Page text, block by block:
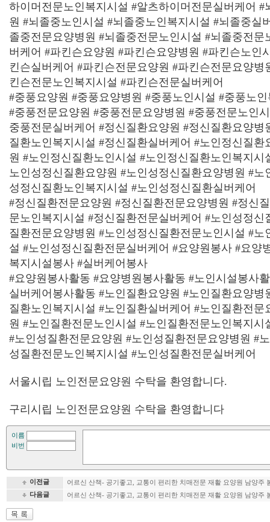
하이머전문노인복지시설 #알츠하이머전문실버케어 #
원 #뇌졸중노인시설 #뇌졸중노인복지시설 #뇌졸중실
졸중전문요양병원 #뇌졸중전문노인시설 #뇌졸중전문
버케어 #파킨슨요양원 #파킨슨요양병원 #파킨슨노인
킨슨실버케어 #파킨슨전문요양원 #파킨슨전문요양병
킨슨전문노인복지시설 #파킨슨전문실버케어
#중풍요양원 #중풍요양병원 #중풍노인시설 #중풍노
#중풍전문요양원 #중풍전문요양병원 #중풍전문노인
중풍전문실버케어 #정신질환요양원 #정신질환요양병
질환노인복지시설 #정신질환실버케어 #노인정신질환
원 #노인정신질환노인시설 #노인정신질환노인복지시
노인성정신질환요양원 #노인성정신질환요양병원 #노
성정신질환노인복지시설 #노인성정신질환실버케어
#정신질환전문요양원 #정신질환전문요양병원 #정신
문노인복지시설 #정신질환전문실버케어 #노인성정신
질환전문요양병원 #노인성정신질환전문노인시설 #노
설 #노인성정신질환전문실버케어 #요양원봉사 #요양
복지시설봉사 #실버케어봉사
#요양원봉사활동 #요양병원봉사활동 #노인시설봉사
실버케어봉사활동 #노인질환요양원 #노인질환요양병
질환노인복지시설 #노인질환실버케어 #노인질환전문
원 #노인질환전문노인시설 #노인질환전문노인복지시
#노인성질환전문요양원 #노인성질환전문요양병원 #
성질환전문노인복지시설 #노인성질환전문실버케어
서울시립 노인전문요양원 수탁을 환영합니다.
구리시립 노인전문요양원 수탁을 환영합니다
이름
비번
이전글
어르신 산책- 공기좋고, 교통이 편리한 치매전문 재활 요양원 남양주
다음글
어르신 산책- 공기좋고, 교통이 편리한 치매전문 재활 요양원 남양주